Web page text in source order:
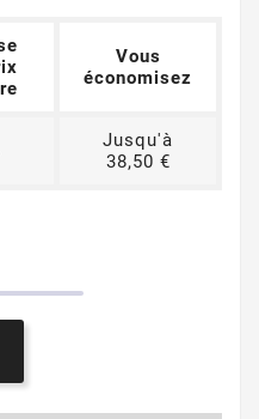
Vous
économisez
Jusqu'à
38,50 €